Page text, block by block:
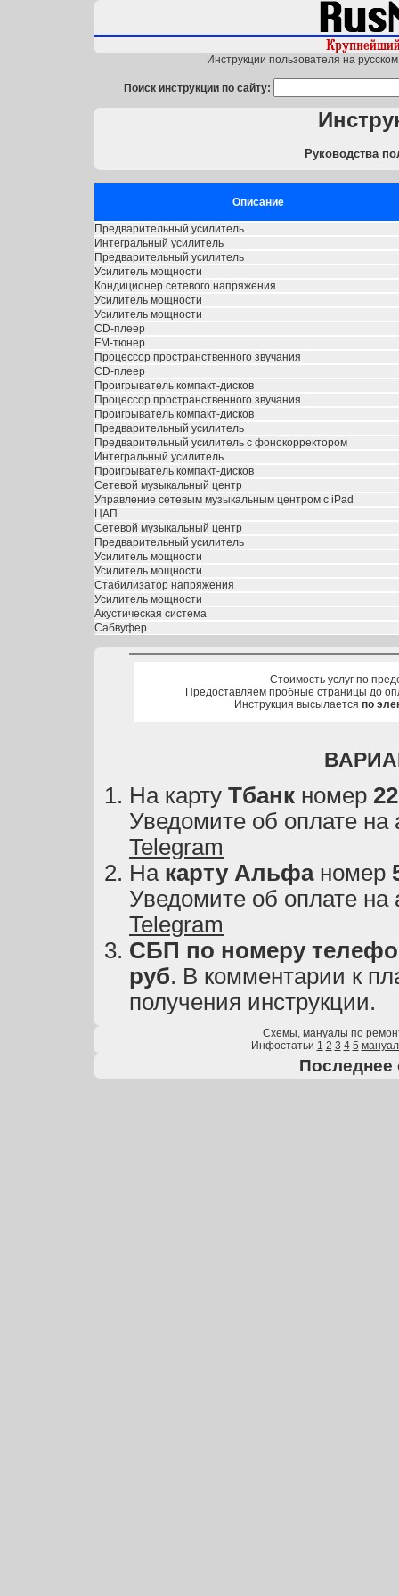
Инструкции пользователя на
Поиск инструкции по сайту:
Руководства
Описание
Предварительный усилитель
Интегральный усилитель
Предварительный усилитель
Усилитель мощности
Кондиционер сетевого напряжения
Усилитель мощности
Усилитель мощности
CD-плеер
FM-тюнер
Процессор пространственного звучания
CD-плеер
Проигрыватель компакт-дисков
Процессор пространственного звучания
Проигрыватель компакт-дисков
Предварительный усилитель
Предварительный усилитель с фонокорректором
Интегральный усилитель
Проигрыватель компакт-дисков
Сетевой музыкальный центр
Управление сетевым музыкальным центром с iPad
ЦАП
Сетевой музыкальный центр
Предварительный усилитель
Усилитель мощности
Усилитель мощности
Стабилизатор напряжения
Усилитель мощности
Акустическая система
Сабвуфер
Стоимость услуг по
Предоставляем пробные страницы до
Инструкция высылается по
На карту Тбанк номер
Уведомите об оплате на
Telegram
На карту Альфаномер
Уведомите об оплате на
Telegram
СБП по номеру
руб. В комментарии к
получения инструкции.
Схемы, мануалы по
Инфостатьи 1 2 3 4 5